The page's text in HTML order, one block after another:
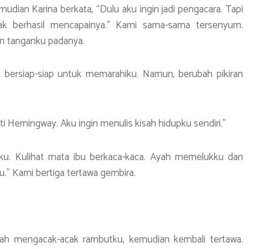
Karina berkata, “Dulu aku ingin jadi pengacara. Tapi
mencapainya.” Kami sama-sama tersenyum.
tanganku padanya.
siap untuk memarahiku. Namun, berubah pikiran
Hemingway. Aku ingin menulis kisah hidupku sendiri.”
Kulihat mata ibu berkaca-kaca. Ayah memelukku dan
Kami bertiga tertawa gembira.
mengacak-acak rambutku, kemudian kembali tertawa.